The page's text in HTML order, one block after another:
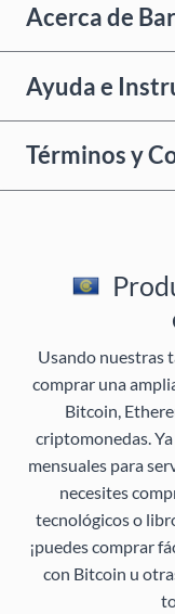
Acerca de
Ayuda e
Términos y
Usando nuestras
comprar una
Bitcoin,
criptomonedas.
mensuales para
necesites
tecnológicos o
¡puedes comprar
con Bitcoin u